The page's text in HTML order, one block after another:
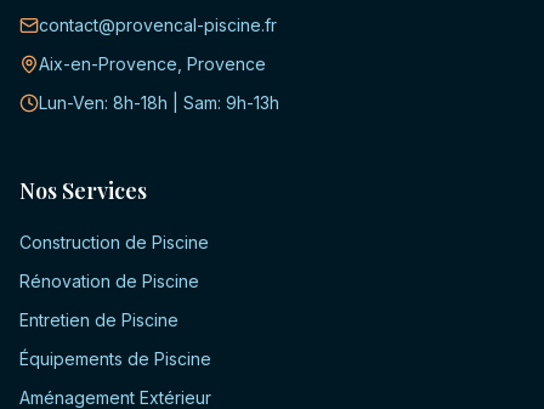
contact@provencal-piscine.fr
Aix-en-Provence, Provence
Lun-Ven: 8h-18h | Sam: 9h-13h
Nos Services
Construction de Piscine
Rénovation de Piscine
Entretien de Piscine
Équipements de Piscine
Aménagement Extérieur